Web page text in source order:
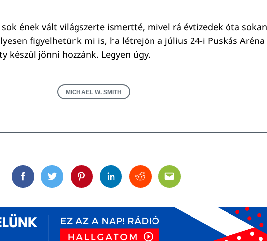
ének vált világszerte ismertté, mivel rá évtizedek óta sokan
figyelhetünk mi is, ha létrejön a július 24-i Puskás Aréna
készül jönni hozzánk. Legyen úgy.
MICHAEL W. SMITH
FacebookTwitterPinterestLinkedinRedditEmail